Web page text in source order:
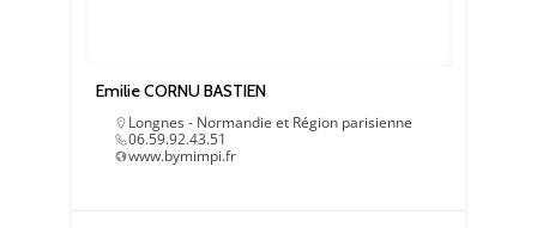
Emilie CORNU BASTIEN
Longnes - Normandie et Région parisienne
06.59.92.43.51
www.bymimpi.fr